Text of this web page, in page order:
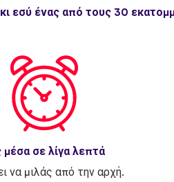
κι εσύ ένας από τους 30
μέσα σε λίγα λεπτά
να μιλάς από την αρχή.